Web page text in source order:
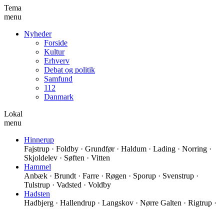
Tema
menu
Nyheder
Forside
Kultur
Erhverv
Debat og politik
Samfund
112
Danmark
Lokal
menu
Hinnerup
Fajstrup · Foldby · Grundfør · Haldum · Lading · Norring ·
Skjoldelev · Søften · Vitten
Hammel
Anbæk · Brundt · Farre · Røgen · Sporup · Svenstrup ·
Tulstrup · Vadsted · Voldby
Hadsten
Hadbjerg · Hallendrup · Langskov · Nørre Galten · Rigtrup ·